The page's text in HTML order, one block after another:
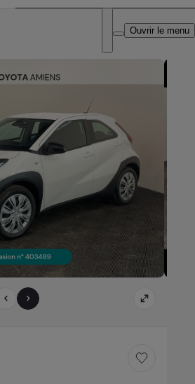
DEALER NAME
Ouvrir le menu
Sauvegarder le